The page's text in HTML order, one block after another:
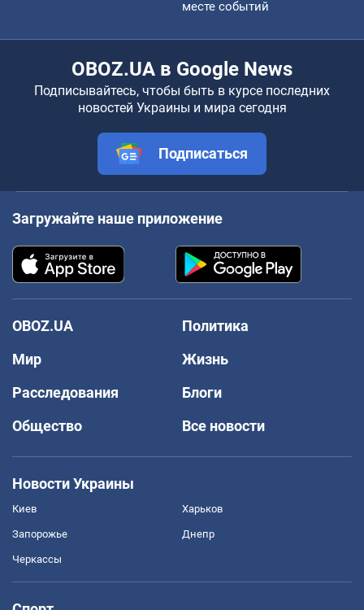
месте событий
OBOZ.UA в Google News
Подписывайтесь, чтобы быть в курсе последних
новостей Украины и мира сегодня
Подписаться
Загружайте наше приложение
OBOZ.UA
Политика
Мир
Жизнь
Расследования
Блоги
Общество
Все новости
Новости Украины
Киев Харьков
Запорожье Днепр
Черкассы